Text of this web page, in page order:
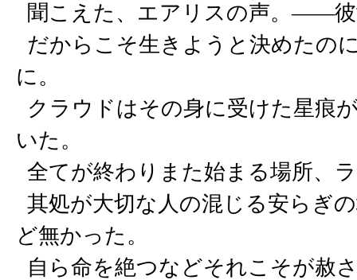
聞こえた、エアリスの声。――
だからこそ生きようと決めたの
に。
クラウドはその身に受けた星痕
いた。
全てが終わりまた始まる場所、
其処が大切な人の混じる安らぎ
ど無かった。
自ら命を絶つなどそれこそが赦